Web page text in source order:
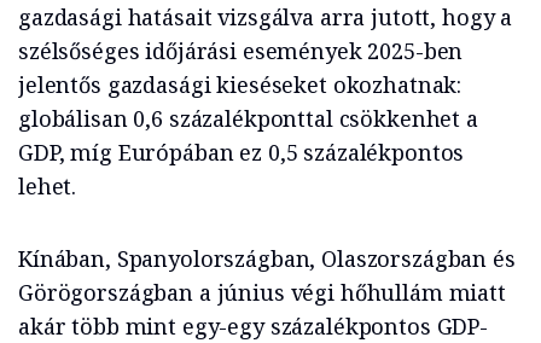
gazdasági hatásait vizsgálva arra jutott, hogy a
szélsőséges időjárási események 2025-ben
jelentős gazdasági kieséseket okozhatnak:
globálisan 0,6 százalékponttal csökkenhet a
GDP, míg Európában ez 0,5 százalékpontos
lehet.
Kínában, Spanyolországban, Olaszországban és
Görögországban a június végi hőhullám miatt
akár több mint egy-egy százalékpontos GDP-